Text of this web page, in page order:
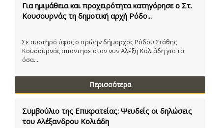
Για ημιμάθεια και προχειρότητα κατηγόρησε ο Στ.
Κουσουρνάς τη δημοτική αρχή Ρόδο...
Σε αυστηρό ύφος ο πρώην δήμαρχος Ρόδου Στάθης
Κουσουρνάς απάντησε στον νυν Αλέξη Κολιάδη για τα
όσα...
Περισσότερα
Συμβούλιο της Επικρατείας: Ψευδείς οι δηλώσεις
του Αλέξανδρου Κολιάδη